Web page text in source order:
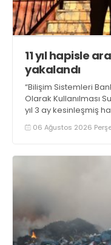
11 yıl hapisle
yakalandı
“Bilişim Sistemleri
Olarak Kullanılması
yıl 3 ay kesinleşmiş
yakalandı
06 Ağustos 2026